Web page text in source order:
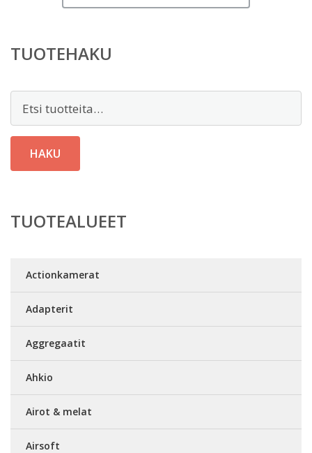
TUOTEHAKU
HAKU
TUOTEALUEET
Actionkamerat
Adapterit
Aggregaatit
Ahkio
Airot & melat
Airsoft